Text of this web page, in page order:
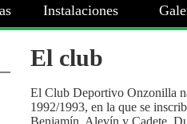
Instalaciones
El club
El Club Deportivo Onzonilla
1992/1993, en la que se
Benjamín, Alevín y Cadete.